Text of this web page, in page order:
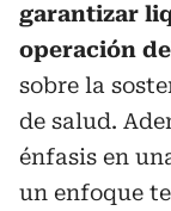
garantizar
operación
sobre la
de salud.
énfasis en
un enfoque